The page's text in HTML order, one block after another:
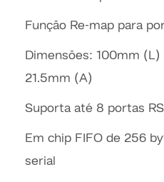
Função Re-map para
Dimensões: 100mm
21.5mm (A)
Suporta até 8 portas
Em chip FIFO de 256
serial